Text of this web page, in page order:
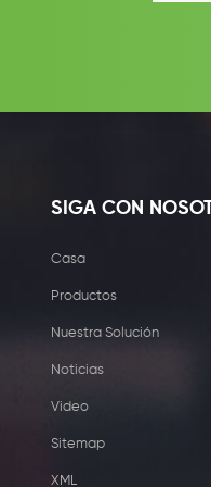
SIGA CON
Casa
Productos
Nuestra Solución
Noticias
Video
Sitemap
XML